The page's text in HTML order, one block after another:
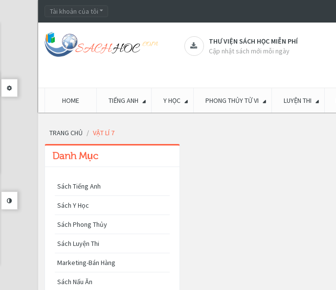
Tài khoản của tôi
THƯ VIỆN SÁCH HỌC MIỄN PHÍ
Cập nhật sách mới mỗi ngày
HOME TIẾNG ANH Y HỌC PHONG THỦY TỬ VI LUYỆN THI
TRANG CHỦ VẬT LÍ 7
Danh Mục
Sách Tiếng Anh
Sách Y Học
Sách Phong Thủy
Sách Luyện Thi
Marketing-Bán Hàng
Sách Nấu Ăn